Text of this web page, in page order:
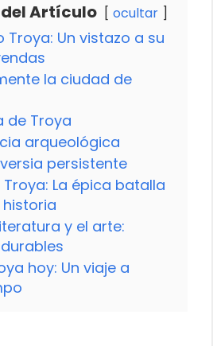
Artículo ocultar
Troya: Un vistazo a su
la ciudad de
de Troya
arqueológica
persistente
La épica batalla
y el arte:
hoy: Un viaje a